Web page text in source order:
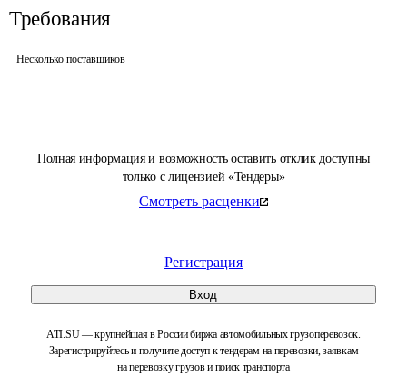
Полная информация и возможность оставить отклик доступны
только с лицензией «Тендеры»
Смотреть расценки
Регистрация
Вход
ATI.SU — крупнейшая в России биржа автомобильных грузоперевозок.
Зарегистрируйтесь и получите доступ к тендерам на перевозки, заявкам
на перевозку грузов и поиск транспорта
Требования
Несколько поставщиков